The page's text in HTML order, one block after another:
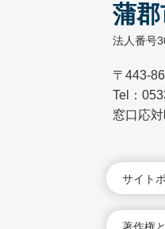
蒲
法人番号
〒443-
Tel：
窓口応
サイト